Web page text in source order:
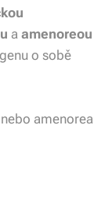
a amenoreou
o sobě
amenorea